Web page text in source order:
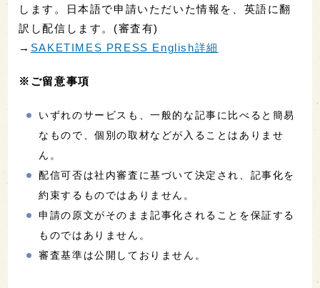
します。日本語で申請いただいた情報を、英語に翻
訳し配信します。(審査有)
→ SAKETIMES PRESS English詳細
※ご留意事項
いずれのサービスも、一般的な記事に比べると簡易
なもので、個別の取材などが入ることはありませ
ん。
配信可否は社内審査に基づいて決定され、記事化を
約束するものではありません。
申請の原文がそのまま記事化されることを保証する
ものではありません。
審査基準は公開しておりません。